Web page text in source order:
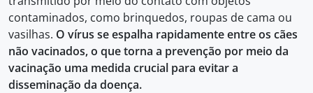
contaminados, como brinquedos, roupas de cama ou
vasilhas. O vírus se espalha rapidamente entre os cães
não vacinados, o que torna a prevenção por meio da
vacinação uma medida crucial para evitar a
disseminação da doença.